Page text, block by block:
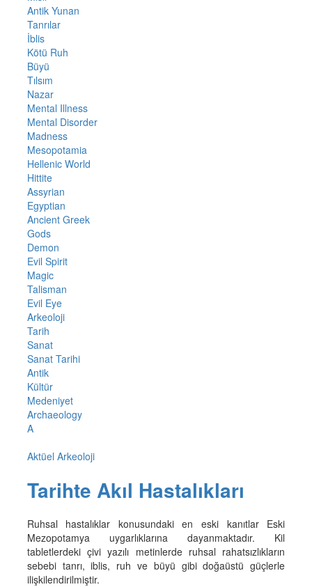
Antik Yunan
Tanrılar
İblis
Kötü Ruh
Büyü
Tılsım
Nazar
Mental Illness
Mental Disorder
Madness
Mesopotamia
Hellenic World
Hittite
Assyrian
Egyptian
Ancient Greek
Gods
Demon
Evil Spirit
Magic
Talisman
Evil Eye
Arkeoloji
Tarih
Sanat
Sanat Tarihi
Antik
Kültür
Medeniyet
Archaeology
A
Aktüel Arkeoloji
Tarihte Akıl Hastalıkları
Ruhsal hastalıklar konusundaki en eski kanıtlar Eski
Mezopotamya uygarlıklarına dayanmaktadır. Kil
tabletlerdeki çivi yazılı metinlerde ruhsal rahatsızlıkların
sebebi tanrı, iblis, ruh ve büyü gibi doğaüstü güçlerle
ilişkilendirilmiştir.